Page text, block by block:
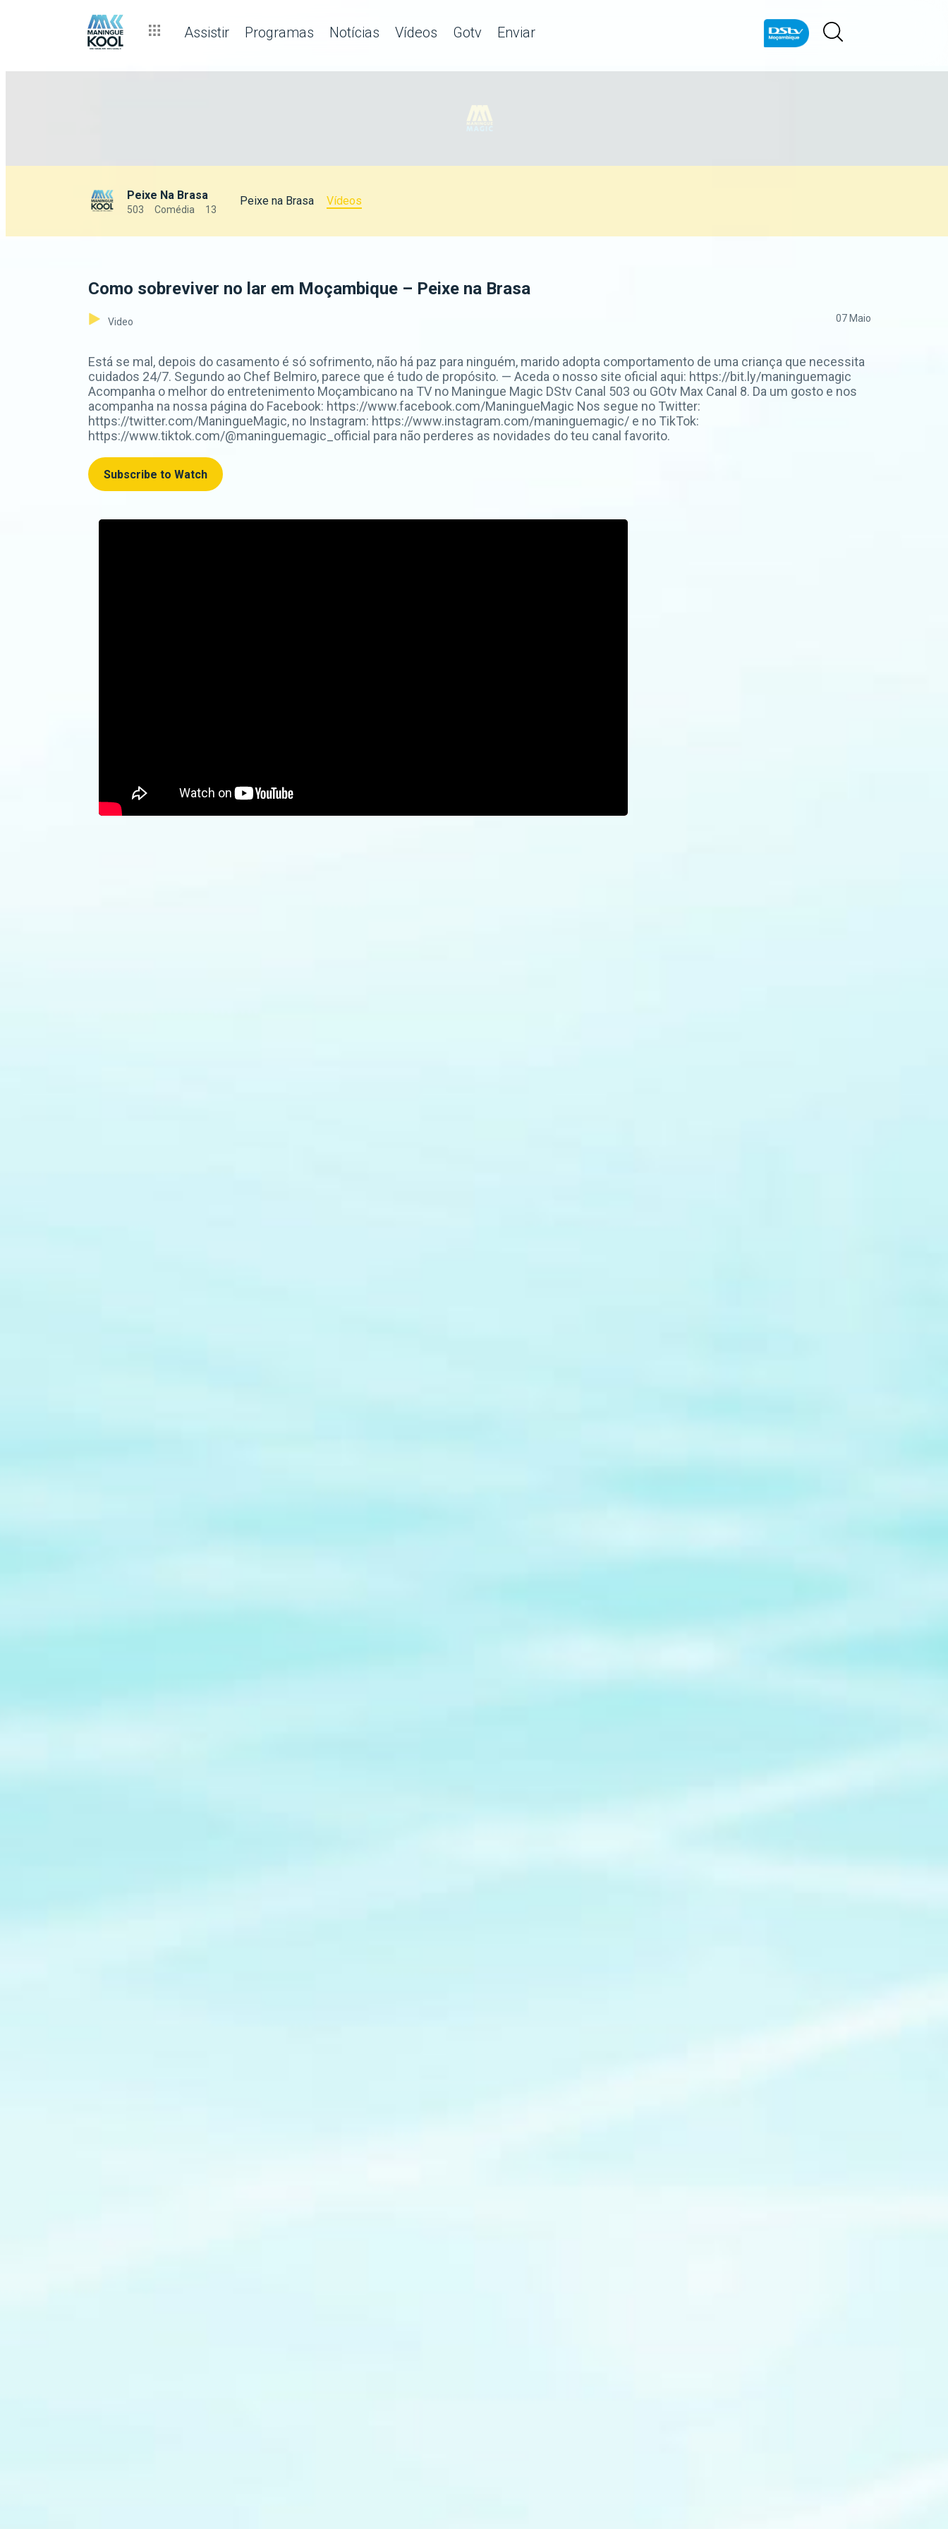
Assistir Programas Notícias Vídeos Gotv Enviar
Peixe Na Brasa
503 Comédia 13
Peixe na Brasa Vídeos
Como sobreviver no lar em Moçambique – Peixe na Brasa
Video 07 Maio
Está se mal, depois do casamento é só sofrimento, não há paz para ninguém, marido adopta comportamento de uma criança que necessita
cuidados 24/7. Segundo ao Chef Belmiro, parece que é tudo de propósito. — Aceda o nosso site oficial aqui: https://bit.ly/maninguemagic
Acompanha o melhor do entretenimento Moçambicano na TV no Maningue Magic DStv Canal 503 ou GOtv Max Canal 8. Da um gosto e nos
acompanha na nossa página do Facebook: https://www.facebook.com/ManingueMagic Nos segue no Twitter:
https://twitter.com/ManingueMagic, no Instagram: https://www.instagram.com/maninguemagic/ e no TikTok:
https://www.tiktok.com/@maninguemagic_official para não perderes as novidades do teu canal favorito.
Subscribe to Watch